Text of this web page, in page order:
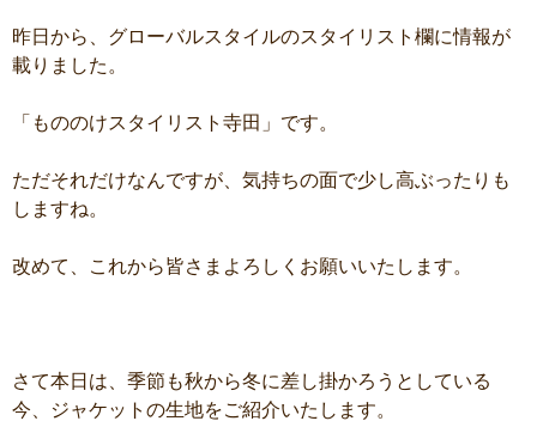
昨日から、グローバルスタイルのスタイリスト欄に情報が
載りました。
「もののけスタイリスト寺田」です。
ただそれだけなんですが、気持ちの面で少し高ぶったりも
しますね。
改めて、これから皆さまよろしくお願いいたします。
さて本日は、季節も秋から冬に差し掛かろうとしている
今、ジャケットの生地をご紹介いたします。